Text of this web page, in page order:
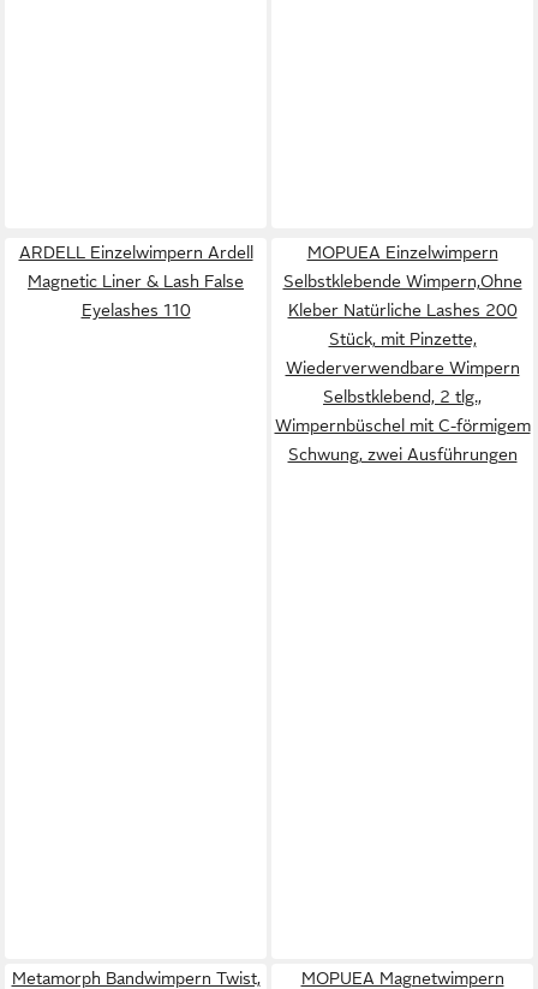
ARDELL Einzelwimpern Ardell
Magnetic Liner & Lash False
Eyelashes 110
MOPUEA Einzelwimpern
Selbstklebende Wimpern,Ohne
Kleber Natürliche Lashes 200
Stück, mit Pinzette,
Wiederverwendbare Wimpern
Selbstklebend, 2 tlg.,
Wimpernbüschel mit C-förmigem
Schwung, zwei Ausführungen
Metamorph Bandwimpern Twist, MOPUEA Magnetwimpern